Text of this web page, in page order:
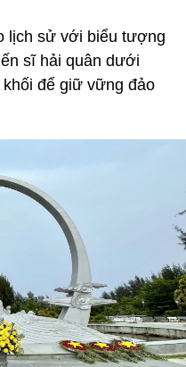
lịch sử với biểu tượng
sĩ hải quân dưới
để giữ vững đảo